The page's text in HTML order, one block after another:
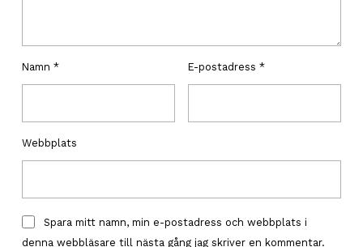
Namn * E-postadress *
Webbplats
Spara mitt namn, min e-postadress och webbplats i
denna webbläsare till nästa gång jag skriver en kommentar.